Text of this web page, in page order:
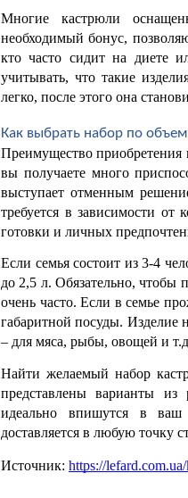
Многие кастрюли
необходимый бонус,
кто часто сидит на диете
учитывать, что такие
легко, после этого она
Как выбрать набор по
Преимущество приобретения
вы получаете много
выступает отменным
требуется в зависимости от
готовки и личных
Если семья состоит из 3-4
до 2,5 л. Обязательно, чтобы
очень часто. Если в семье
габаритной посуды. Изделие
– для мяса, рыбы, овощей и
Найти желаемый набор
представлены варианты
идеально впишутся в
доставляется в любую точку
Источник: https://